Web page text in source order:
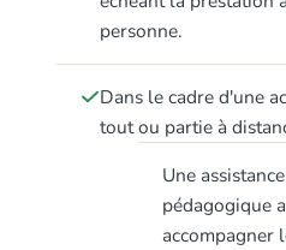
personne.
Dans le cadre d'une
tout ou partie à
Une
pédagogique
accompagner